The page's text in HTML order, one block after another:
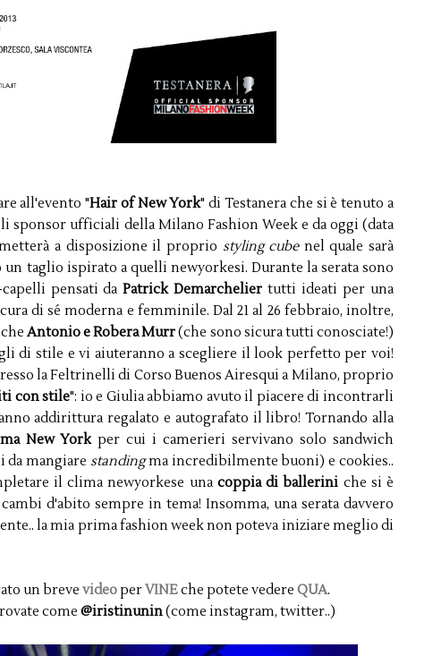
all'evento "Hair of New York" di Testanera che si è tenuto a
sponsor ufficiali della Milano Fashion Week e da oggi (data
a disposizione il proprio styling cube nel quale sarà
taglio ispirato a quelli newyorkesi. Durante la serata sono
pensati daPatrick Demarcheliertutti ideati per una
di sé moderna e femminile. Dal 21 al 26 febbraio, inoltre,
Antonio e Robera Murr(che sono sicura tutti conosciate!)
di stile e vi aiuteranno a scegliere il look perfetto per voi!
la Feltrinelli di Corso Buenos Airesqui a Milano, proprio
con stile": io e Giulia abbiamo avuto il piacere di incontrarli
addirittura regalato e autografato il libro! Tornando alla
New Yorkper cui i camerieri servivano solo sandwich
mangiare standingma incredibilmente buoni) e cookies..
il clima newyorkese una coppia di ballerini che si è
d'abito sempre in tema! Insomma, una serata davvero
la mia prima fashion week non poteva iniziare meglio di
un breve videoperVINEche potete vedere QUA.
come @iristinunin(come instagram, twitter..)